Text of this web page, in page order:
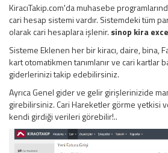
KiracıTakip.com'da muhasebe
cari hesap sistemi vardır. Sistemdeki tüm
olarak cari hesaplara işlenir. sinop kira
Sisteme Eklenen her bir kiracı, daire, bina,
kart otomatikmen tanımlanır ve cari kartlar
giderlerinizi takip edebilirsiniz.
Ayrıca Genel gider ve gelir girişlerinizide
girebilirsiniz. Cari Hareketler görme yetkisi
kendi girdiği verileri görebilir!..